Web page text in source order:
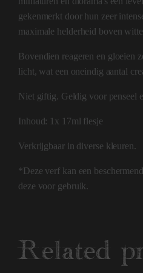
gekenmerkt door hun zeer
maximale helderheid boven
Bovendien reageren en gloeien
licht, wat een oneindig aantal
Niet giftig. Geldig voor penseel
Inhoud: 1x 17ml flesje
Verkrijgbaar in diverse kleuren.
*Deze verf kan een
deze voor gebruik.
Related